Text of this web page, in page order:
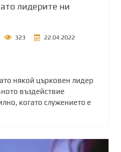
лидерите ни
323 22.04.2022
някой църковен лидер
въздействие
когато служението е